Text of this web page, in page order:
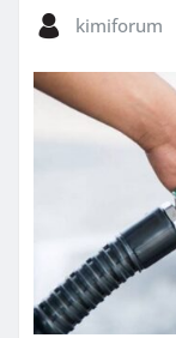
kimiforum